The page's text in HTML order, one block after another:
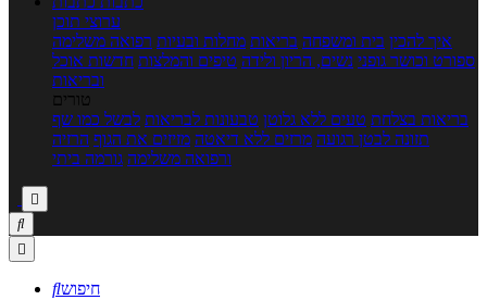
ערוצי תוכן
איך להכין בית ומשפחה בריאות מחלות ובעיות רפואה משלימה
ספורט וכושר גופני נשים, הריון ולידה טיפים והמלצות חדשות אוכל
ובריאות
טורים
בריאות בצלחת טעים ללא גלוטן טבעונות לבריאות לבשל כמו שף
תזונה לבטן רגועה מרזים ללא דיאטה מזיזים את הגוף הרזיה
ורפואה משלימה גורמה ביתי



חיפוש